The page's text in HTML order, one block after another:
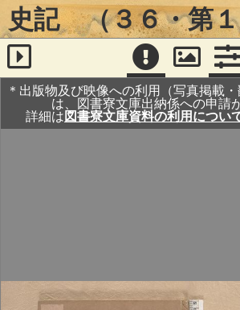
＊出版物及び映像への利用（写真掲載
は、図書寮文庫出納係への申請
詳細は 図書寮文庫資料の利用につい